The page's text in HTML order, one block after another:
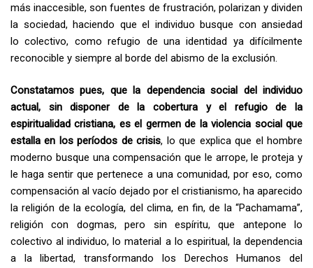
más inaccesible, son fuentes de frustración, polarizan y dividen
la sociedad, haciendo que el individuo busque con ansiedad
lo colectivo, como refugio de una identidad ya difícilmente
reconocible y siempre al borde del abismo de la exclusión.
Constatamos pues, que la dependencia social del individuo
actual, sin disponer de la cobertura y el refugio de la
espiritualidad cristiana, es el germen de la violencia social que
estalla en los períodos de crisis, lo que explica que el hombre
moderno busque una compensación que le arrope, le proteja y
le haga sentir que pertenece a una comunidad, por eso, como
compensación al vacío dejado por el cristianismo, ha aparecido
la religión de la ecología, del clima, en fin, de la “Pachamama”,
religión con dogmas, pero sin espíritu, que antepone lo
colectivo al individuo, lo material a lo espiritual, la dependencia
a la libertad, transformando los Derechos Humanos del